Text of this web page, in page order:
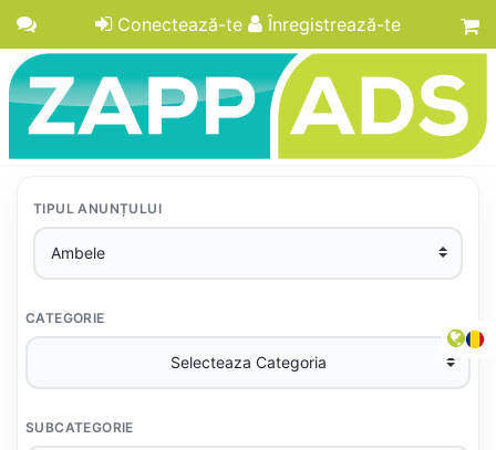
Conectează-te Înregistrează-te
TIPUL ANUNȚULUI
CATEGORIE
SUBCATEGORIE